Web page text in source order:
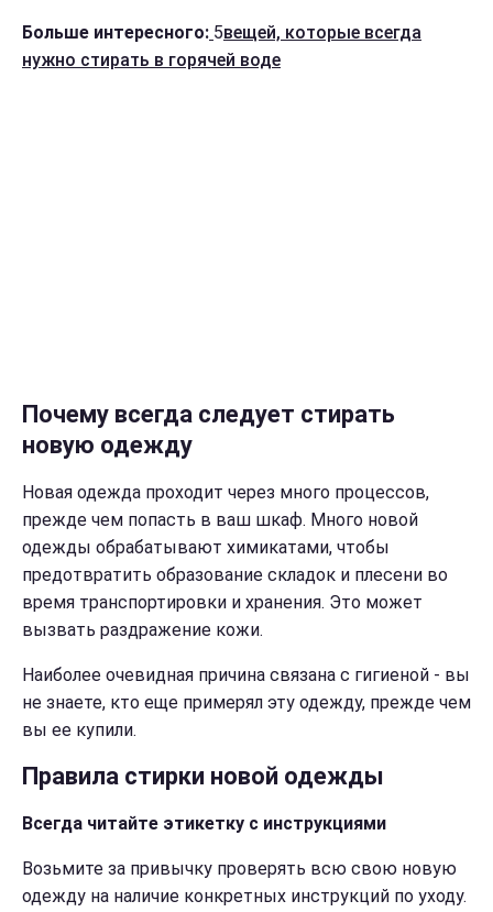
Больше интересного: 5вещей, которые всегда
нужно стирать в горячей воде
Почему всегда следует стирать
новую одежду
Новая одежда проходит через много процессов,
прежде чем попасть в ваш шкаф. Много новой
одежды обрабатывают химикатами, чтобы
предотвратить образование складок и плесени во
время транспортировки и хранения. Это может
вызвать раздражение кожи.
Наиболее очевидная причина связана с гигиеной - вы
не знаете, кто еще примерял эту одежду, прежде чем
вы ее купили.
Правила стирки новой одежды
Всегда читайте этикетку с инструкциями
Возьмите за привычку проверять всю свою новую
одежду на наличие конкретных инструкций по уходу.